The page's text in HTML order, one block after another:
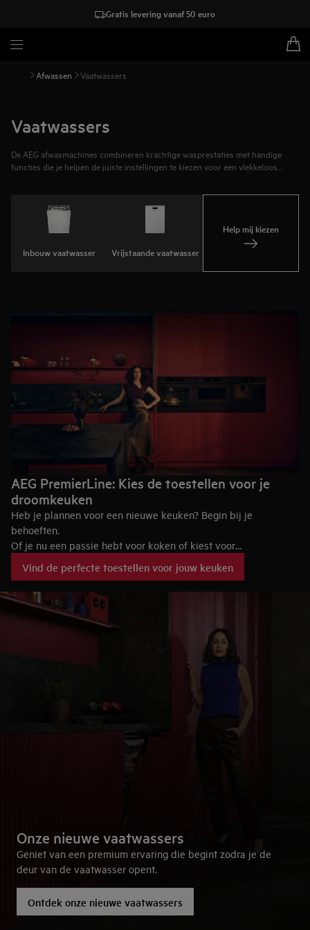
Gratis levering vanaf 50 euro
Afwassen Vaatwassers
Vaatwassers
De AEG afwasmachines combineren krachtige wasprestaties met handige
functies die je helpen de juiste instellingen te kiezen voor een vlekkeloos
je voorkeuren. Kies voor een snelle reiniging in 60 minuten of bespaar
energie met het eco-programma. Maak je dagelijks leven eenvoudiger met
afwasprestaties die aan jouw verwachtingen voldoen.
Inbouw vaatwasser Vrijstaande vaatwasser
Help mij kiezen
AEG PremierLine: Kies de toestellen voor je
droomkeuken
Heb je plannen voor een nieuwe keuken? Begin bij je
behoeften.
Of je nu een passie hebt voor koken of kiest voor
PremierLine keukentoestellen combineren culinaire innovatie
met puur, tijdloos Duits design.
Vind de perfecte toestellen voor jouw keuken
Onze nieuwe vaatwassers
Geniet van een premium ervaring die begint zodra je de
deur van de vaatwasser opent.
Ontdek onze nieuwe vaatwassers